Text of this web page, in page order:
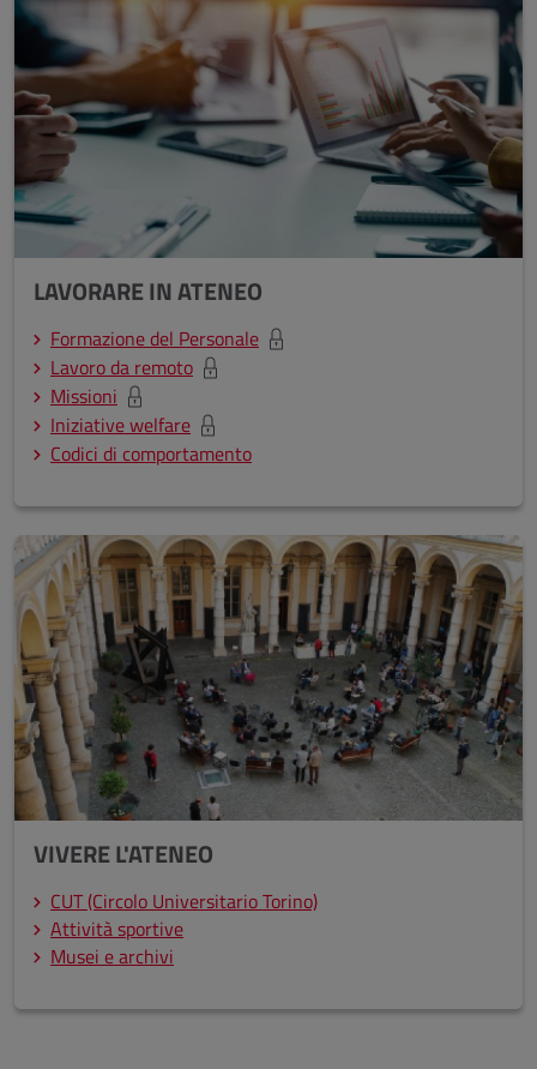
LAVORARE IN ATENEO
Formazione del Personale
Lavoro da remoto
Missioni
Iniziative welfare
Codici di comportamento
VIVERE L'ATENEO
CUT (Circolo Universitario Torino)
Attività sportive
Musei e archivi